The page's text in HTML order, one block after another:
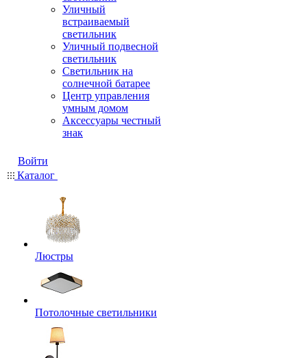
Уличный
встраиваемый
светильник
Уличный подвесной
светильник
Светильник на
солнечной батарее
Центр управления
умным домом
Аксессуары честный
знак
Войти
Каталог
Люстры
Потолочные светильники